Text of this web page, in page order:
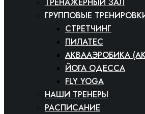
ГРУППОВЫЕ
СТРЕТЧИНГ
ПИЛАТЕС
АКВААЭРОБИКА
ЙОГА ОДЕССА
FLY YOGA
НАШИ ТРЕНЕРЫ
РАСПИСАНИЕ